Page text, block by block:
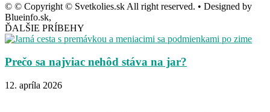
© © Copyright © Svetkolies.sk All right reserved. • Designed by
Blueinfo.sk,
ĎALŠIE PRÍBEHY
Prečo sa najviac nehôd stáva na jar?
12. apríla 2026